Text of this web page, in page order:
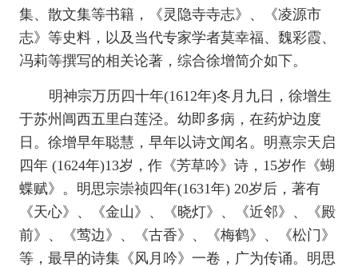
集、散文集等书籍，《灵隐寺寺志》、《凌源市
志》等史料，以及当代专家学者莫幸福、魏彩霞、
冯莉等撰写的相关论著，综合徐增简介如下。
明神宗万历四十年(1612年)冬月九日，徐增生
于苏州阊西五里白莲泾。幼即多病，在药炉边度
日。 徐增早年聪慧， 早年以诗文闻名。明熹宗天启
四年(1624年)13岁，作《芳草吟》诗，15岁作《蝴
蝶赋》。明思宗崇祯四年(1631年) 20岁后，著有
《天心》、《金山》、《晓灯》、《近邻》、《殿
前》、《莺边》、《古香》、《梅鹤》、《松门》
等，最早的诗集《风月吟》一卷，广为传诵。明思